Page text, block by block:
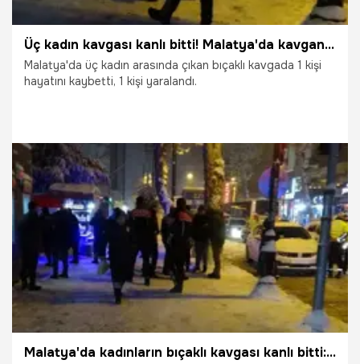
Üç kadın kavgası kanlı bitti! Malatya'da kavganın nedeni konuşuluyor
Malatya'da üç kadın arasında çıkan bıçaklı kavgada 1 kişi
hayatını kaybetti, 1 kişi yaralandı.
1.01.2026 Malatya
Malatya'da kadınların bıçaklı kavgası kanlı bitti: 1 ölü, 1 yaralı